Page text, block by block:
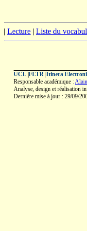
| Lecture | Liste du
UCL FLTR Itinera
Responsable académique :
Analyse, design et réalisation
Dernière mise à jour : 29/09/